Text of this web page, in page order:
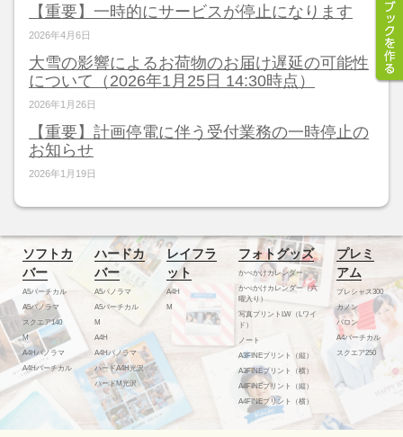
【重要】一時的にサービスが停止になります
2026年4月6日
大雪の影響によるお荷物のお届け遅延の可能性
について（2026年1月25日 14:30時点）
2026年1月26日
【重要】計画停電に伴う受付業務の一時停止の
お知らせ
2026年1月19日
ソフトカ
バー
A5バーチカル
A5パノラマ
スクエア140
M
A4Hパノラマ
A4Hバーチカル
ハードカ
バー
A5パノラマ
A5バーチカル
M
A4H
A4Hパノラマ
ハードA4H光沢
ハードM光沢
レイフラ
ット
A4H
M
フォトグッズ
かべかけカレンダー
かべかけカレンダー（六
曜入り）
写真プリントLW（Lワイ
ド）
ノート
A3FINEプリント（縦）
A3FINEプリント（横）
A4FINEプリント（縦）
A4FINEプリント（横）
プレミ
アム
プレシャス300
カノン
バロン
A4バーチカル
スクエア250